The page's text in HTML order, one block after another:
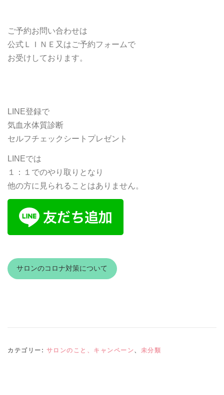
ご予約お問い合わせは
公式ＬＩＮＥ又はご予約フォームで
お受けしております。
LINE登録で
気血水体質診断
セルフチェックシートプレゼント
LINEでは
１：１でのやり取りとなり
他の方に見られることはありません。
サロンのコロナ対策について
カテゴリー: サロンのこと、キャンペーン、 未分類